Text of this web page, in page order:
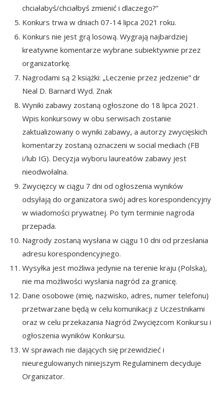
chciałabyś/chciałbyś zmienić i dlaczego?”
Konkurs trwa w dniach 07-14 lipca 2021 roku.
Konkurs nie jest grą losową. Wygrają najbardziej
kreatywne komentarze wybrane subiektywnie przez
organizatorkę.
Nagrodami są 2 książki: „Leczenie przez jedzenie” dr
Neal D. Barnard Wyd. Znak
Wyniki zabawy zostaną ogłoszone do 18 lipca 2021.
Wpis konkursowy w obu serwisach zostanie
zaktualizowany o wyniki zabawy, a autorzy zwycięskich
komentarzy zostaną oznaczeni w social mediach (FB
i/lub IG). Decyzja wyboru laureatów zabawy jest
nieodwołalna.
Zwycięzcy w ciągu 7 dni od ogłoszenia wyników
odsyłają do organizatora swój adres korespondencyjny
w wiadomości prywatnej. Po tym terminie nagroda
przepada.
Nagrody zostaną wysłana w ciągu 10 dni od przesłania
adresu korespondencyjnego.
Wysyłka jest możliwa jedynie na terenie kraju (Polska),
nie ma możliwości wysłania nagród za granicę.
Dane osobowe (imię, nazwisko, adres, numer telefonu)
przetwarzane będą w celu komunikacji z Uczestnikami
oraz w celu przekazania Nagród Zwycięzcom Konkursu i
ogłoszenia wyników Konkursu.
W sprawach nie dających się przewidzieć i
nieuregulowanych niniejszym Regulaminem decyduje
Organizator.